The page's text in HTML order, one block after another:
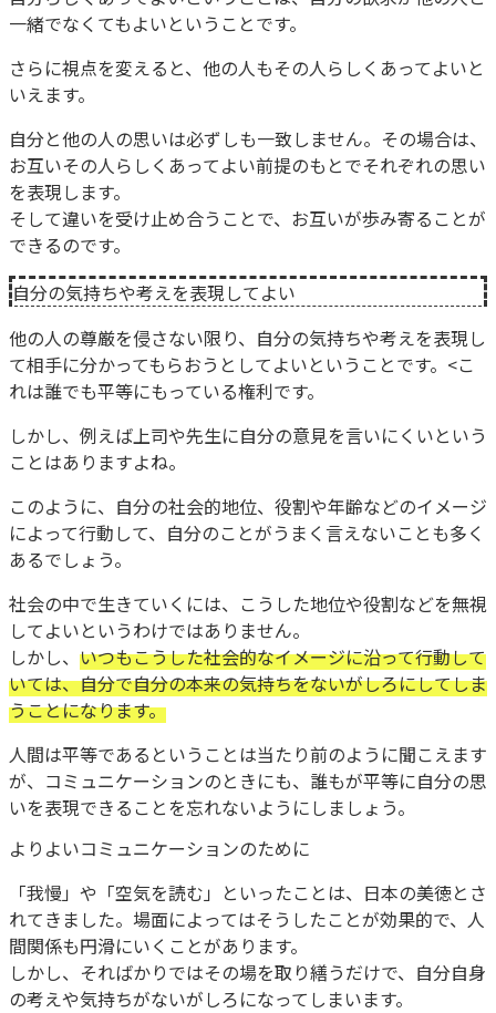
一緒でなくてもよいということです。
さらに視点を変えると、他の人もその人らしくあってよいと
いえます。
自分と他の人の思いは必ずしも一致しません。その場合は、
お互いその人らしくあってよい前提のもとでそれぞれの思い
を表現します。
そして違いを受け止め合うことで、お互いが歩み寄ることが
できるのです。
自分の気持ちや考えを表現してよい
他の人の尊厳を侵さない限り、自分の気持ちや考えを表現し
て相手に分かってもらおうとしてよいということです。<こ
れは誰でも平等にもっている権利です。
しかし、例えば上司や先生に自分の意見を言いにくいという
ことはありますよね。
このように、自分の社会的地位、役割や年齢などのイメージ
によって行動して、自分のことがうまく言えないことも多く
あるでしょう。
社会の中で生きていくには、こうした地位や役割などを無視
してよいというわけではありません。
しかし、 いつもこうした社会的なイメージに沿って行動して
いては、自分で自分の本来の気持ちをないがしろにしてしま
うことになります。
人間は平等であるということは当たり前のように聞こえます
が、コミュニケーションのときにも、誰もが平等に自分の思
いを表現できることを忘れないようにしましょう。
よりよいコミュニケーションのために
「我慢」や「空気を読む」といったことは、日本の美徳とさ
れてきました。場面によってはそうしたことが効果的で、人
間関係も円滑にいくことがあります。
しかし、そればかりではその場を取り繕うだけで、自分自身
の考えや気持ちがないがしろになってしまいます。